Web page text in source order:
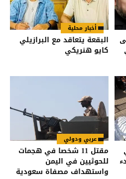
أخبار محلية
البقعة يتعاقد مع البرازيلي
كايو هنريكي
بدء
عربي ودولي
مقتل 11 شخصا في هجمات
للحوثيين في اليمن
واستهداف مصفاة سعودية